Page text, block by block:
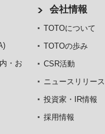
・お
会社情報
TOTOについて
TOTOの歩み
CSR活動
ニュースリリース
投資家・IR情報
採用情報